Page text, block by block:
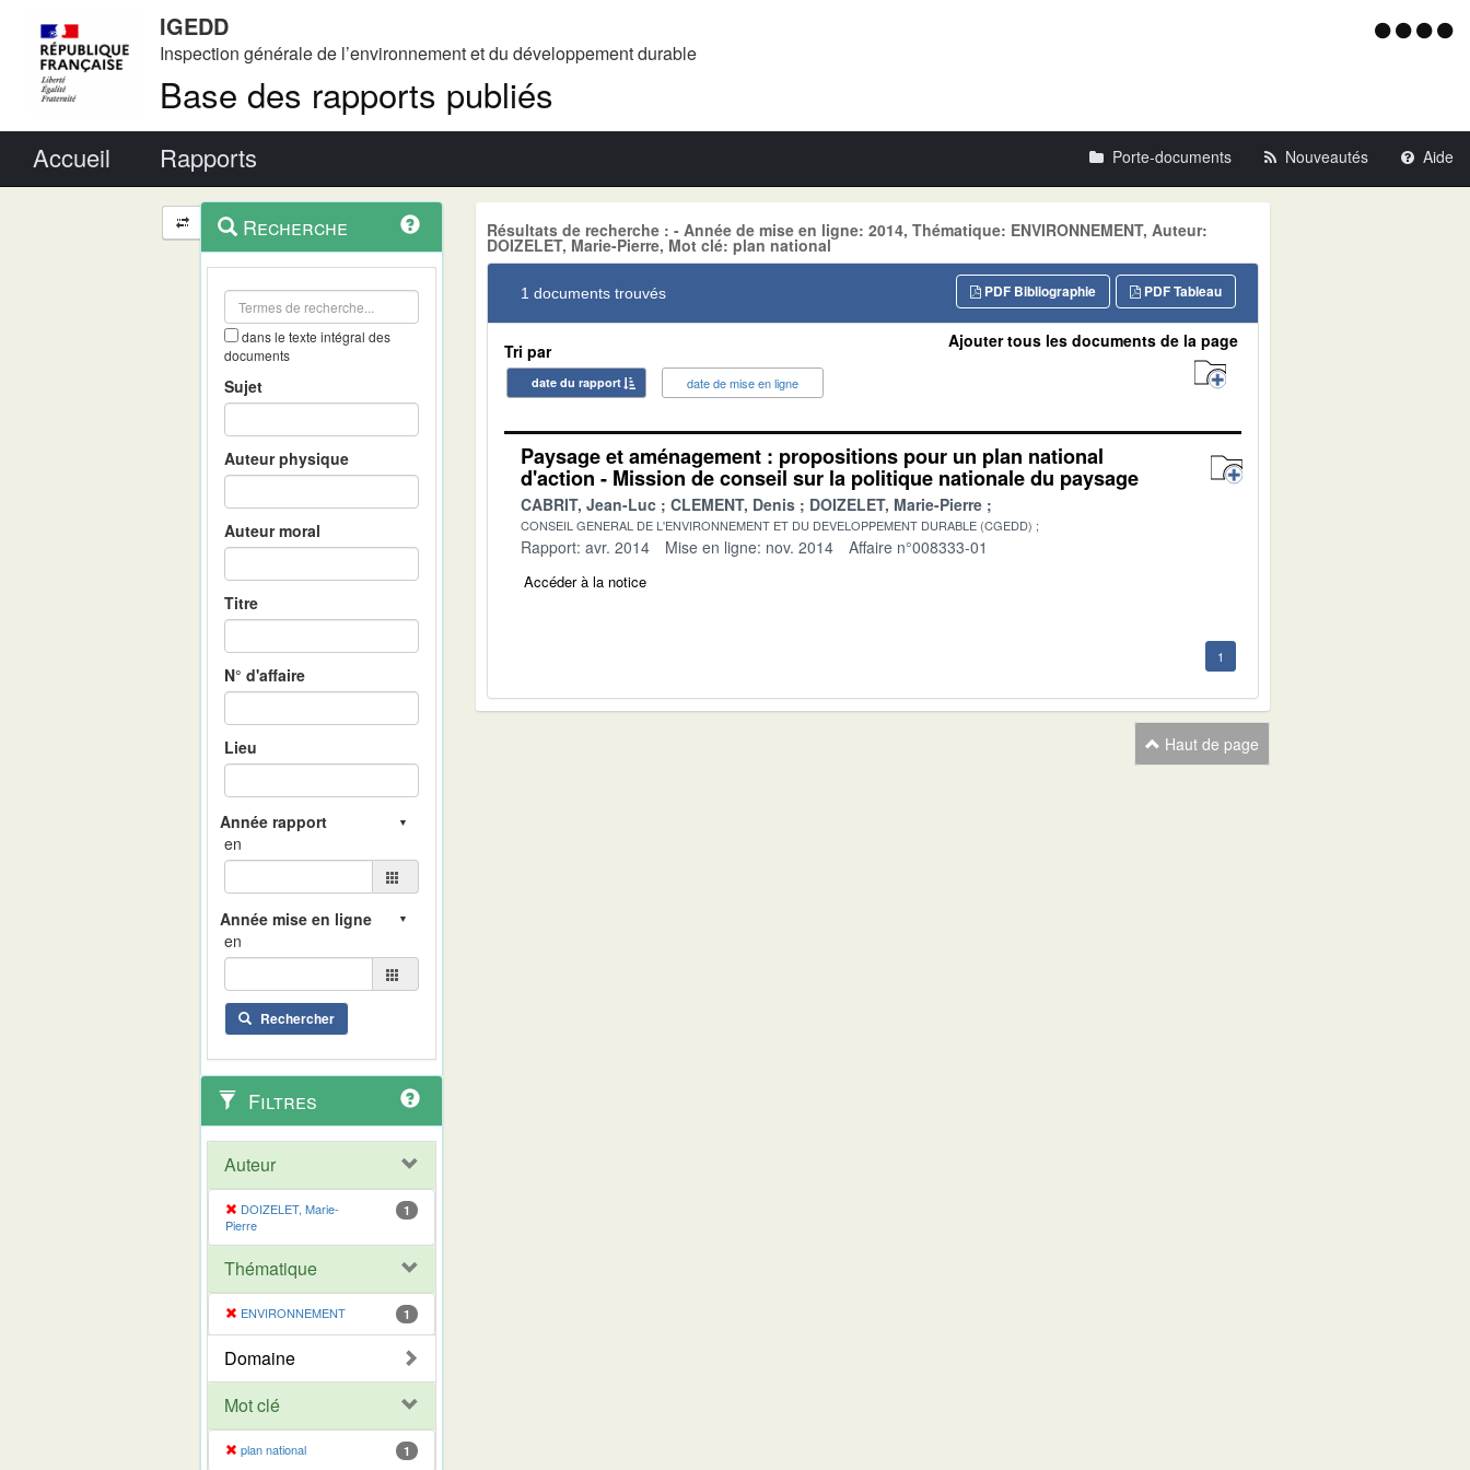
IGEDD
Inspection générale de l’environnement et du développement durable
Base des rapports publiés
Menu
Accueil Rapports Porte-documents Nouveautés Aide
Navigation
et
outils
contextuel
Recherche
dans le texte intégral des
documents
Sujet
Auteur physique
Auteur moral
Titre
N° d'affaire
Lieu
en
en
Rechercher
Filtres
Auteur
DOIZELET, Marie-
Pierre
1
Thématique
ENVIRONNEMENT 1
Domaine
Mot clé
plan national 1
Résultats de recherche : - Année de mise en ligne: 2014, Thématique: ENVIRONNEMENT, Auteur:
DOIZELET, Marie-Pierre, Mot clé: plan national
1 documents trouvés PDF Tableau
PDF Bibliographie
Tri par
date du rapport date de mise en ligne
Ajouter tous les documents de la page
Paysage et aménagement : propositions pour un plan national
d'action - Mission de conseil sur la politique nationale du paysage
CABRIT, Jean-Luc CLEMENT, Denis DOIZELET, Marie-Pierre
CONSEIL GENERAL DE L'ENVIRONNEMENT ET DU DEVELOPPEMENT DURABLE (CGEDD)
Rapport: avr. 2014 Mise en ligne: nov. 2014 Affaire n°008333-01
Accéder à la notice
1
Haut de page